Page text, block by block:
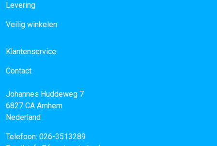
Levering
Veilig winkelen
Klantenservice
Contact
Johannes Huddeweg 7
6827 CA Arnhem
Nederland
Telefoon: 026-3513289